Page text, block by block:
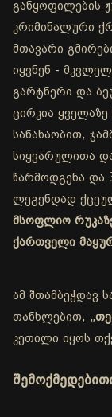
განყოფილების
კრიმინალური
მთავარი
იყვნენ -
გარტნერი და
ცირკია
სანახაობით,
სიყვარულითა
წარმოდგენა და
ლეგენდად
მსოფლიო
ქართველი
ამ შთამბეჭდავ
თანხლებით, „
კეთილი იყოს